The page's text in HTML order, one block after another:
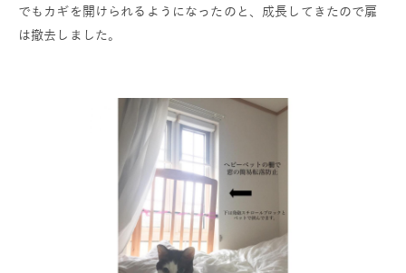
でもカギを開けられるようになったのと、成長してきたので扉
は撤去しました。